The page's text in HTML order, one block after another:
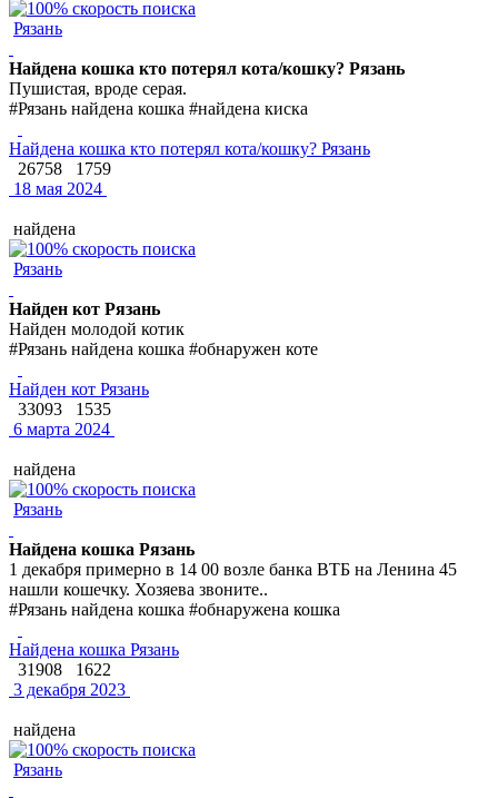
Рязань
Найдена кошка кто потерял кота/кошку? Рязань
Пушистая, вроде серая.
#Рязань найдена кошка #найдена киска
Найдена кошка кто потерял кота/кошку? Рязань
26758
1759
18 мая 2024
найдена
Рязань
Найден кот Рязань
Найден молодой котик
#Рязань найдена кошка #обнаружен коте
Найден кот Рязань
33093
1535
6 марта 2024
найдена
Рязань
Найдена кошка Рязань
1 декабря примерно в 14 00 возле банка ВТБ на Ленина 45
нашли кошечку. Хозяева звоните..
#Рязань найдена кошка #обнаружена кошка
Найдена кошка Рязань
31908
1622
3 декабря 2023
найдена
Рязань